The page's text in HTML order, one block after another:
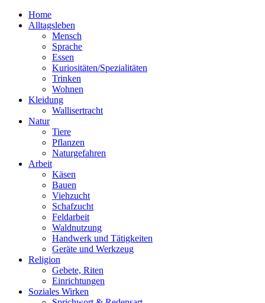
Home
Alltagsleben
Mensch
Sprache
Essen
Kuriositäten/Spezialitäten
Trinken
Wohnen
Kleidung
Wallisertracht
Natur
Tiere
Pflanzen
Naturgefahren
Arbeit
Käsen
Bauen
Viehzucht
Schafzucht
Feldarbeit
Waldnutzung
Handwerk und Tätigkeiten
Geräte und Werkzeug
Religion
Gebete, Riten
Einrichtungen
Soziales Wirken